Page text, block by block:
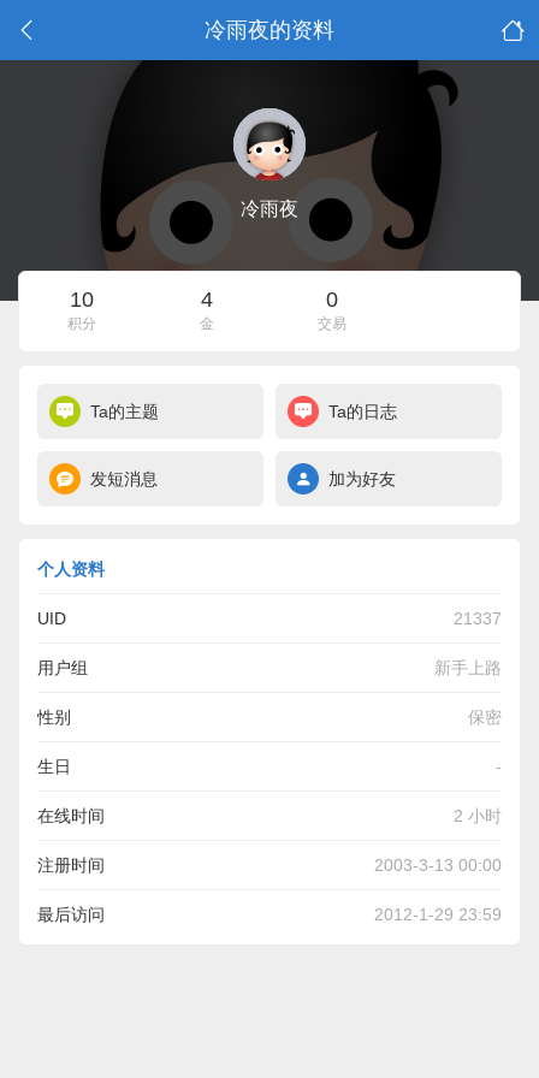
冷雨夜的资料
冷雨夜
10
积分
4
金
0
交易
Ta的主题 Ta的日志
发短消息 加为好友
个人资料
UID 21337
用户组 新手上路
性别 保密
生日 -
在线时间 2 小时
注册时间 2003-3-13 00:00
最后访问 2012-1-29 23:59